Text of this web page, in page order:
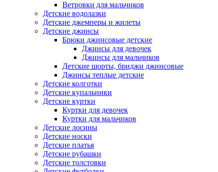
Ветровки для мальчиков
Детские водолазки
Детские джемперы и жилеты
Детские джинсы
Брюки джинсовые детские
Джинсы для девочек
Джинсы для мальчиков
Детские шорты, бриджи джинсовые
Джинсы теплые детские
Детские колготки
Детские купальники
Детские куртки
Куртки для девочек
Куртки для мальчиков
Детские лосины
Детские носки
Детские платья
Детские рубашки
Детские толстовки